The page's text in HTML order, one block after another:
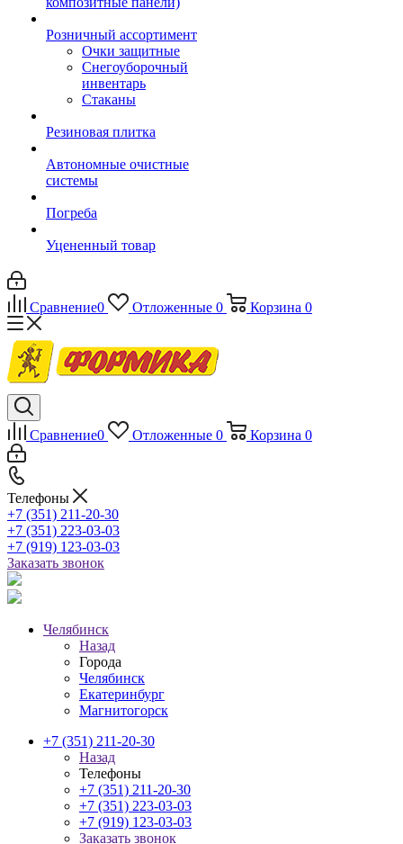
Розничный ассортимент
Очки защитные
Снегоуборочный
инвентарь
Стаканы
Резиновая плитка
Автономные очистные
системы
Погреба
Уцененный товар
Сравнение0 Отложенные 0 Корзина 0
Сравнение0 Отложенные 0 Корзина 0
Телефоны
+7 (351) 211-20-30
+7 (351) 223-03-03
+7 (919) 123-03-03
Заказать звонок
Челябинск
Назад
Города
Челябинск
Екатеринбург
Магнитогорск
+7 (351) 211-20-30
Назад
Телефоны
+7 (351) 211-20-30
+7 (351) 223-03-03
+7 (919) 123-03-03
Заказать звонок